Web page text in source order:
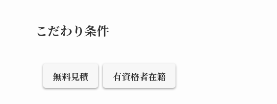
こだわり条件
無料見積 有資格者在籍